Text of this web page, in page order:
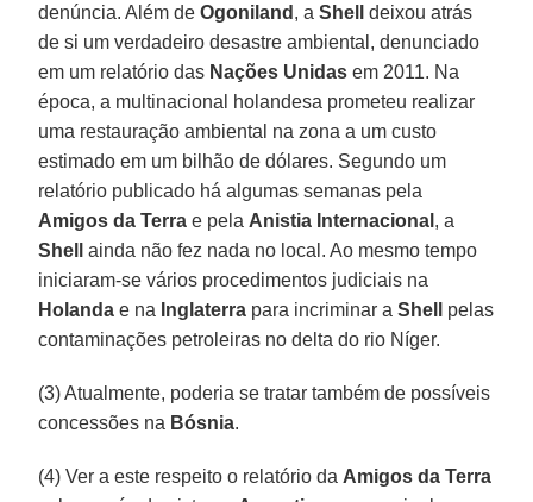
denúncia. Além deOgoniland , aShell
deixou atrás
de si um verdadeiro desastre ambiental, denunciado
em um relatório das Nações Unidas em 2011. Na
época, a multinacional holandesa prometeu realizar
uma restauração ambiental na zona a um custo
estimado em um bilhão de dólares. Segundo um
relatório publicado há algumas semanas pela
Amigos da Terra e pela Anistia Internacional , a
Shell
ainda não fez nada no local. Ao mesmo tempo
iniciaram-se vários procedimentos judiciais na
Holanda e na Inglaterra para incriminar aShell
pelas
contaminações petroleiras no delta do rio Níger.
(3) Atualmente, poderia se tratar também de possíveis
concessões na Bósnia.
(4) Ver a este respeito o relatório da Amigos da Terra